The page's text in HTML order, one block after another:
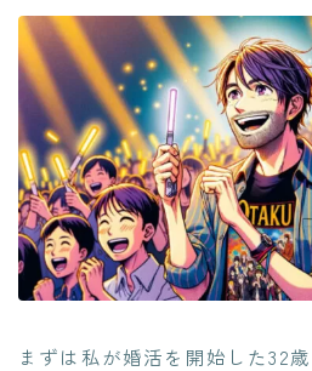
まずは私が婚活を開始した32